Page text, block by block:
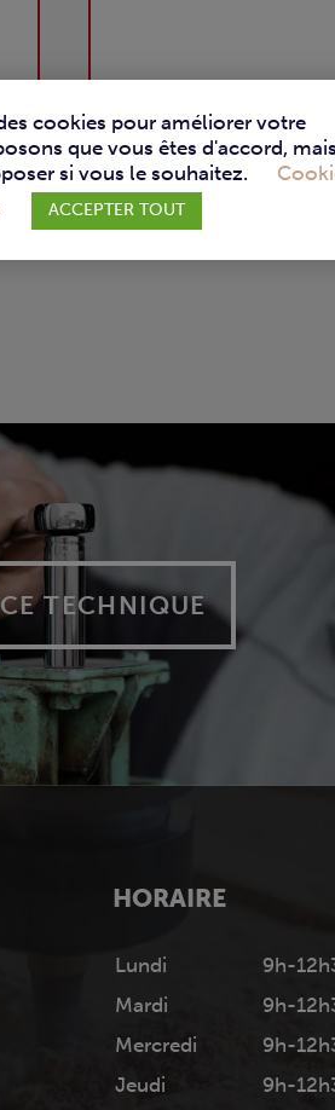
TECHNIQUE
HORAIRE
Lundi
9h-
Mardi
9h-
Mercredi
9h-
Jeudi
9h-
cookies pour améliorer votre
que vous êtes d'accord,
si vous le souhaitez.
ACCEPTER TOUT